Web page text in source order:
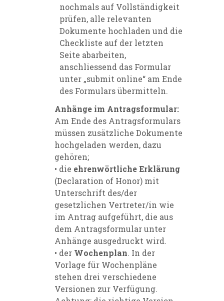
nochmals auf Vollständigkeit
prüfen, alle relevanten
Dokumente hochladen und die
Checkliste auf der letzten
Seite abarbeiten,
anschliessend das Formular
unter „submit online“ am Ende
des Formulars übermitteln.
Anhänge im Antragsformular:
Am Ende des Antragsformulars
müssen zusätzliche Dokumente
hochgeladen werden, dazu
gehören;
• die ehrenwörtliche Erklärung
(Declaration of Honor) mit
Unterschrift des/der
gesetzlichen Vertreter/in wie
im Antrag aufgeführt, die aus
dem Antragsformular unter
Anhänge ausgedruckt wird.
• der Wochenplan. In der
Vorlage für Wochenpläne
stehen drei verschiedene
Versionen zur Verfügung.